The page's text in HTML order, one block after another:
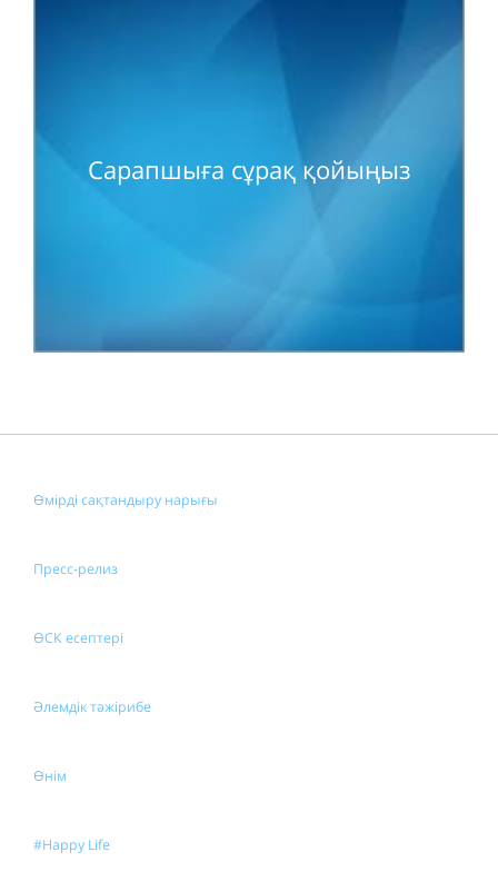
Сарапшыға сұрақ қойыңыз
Өмірді сақтандыру нарығы
Пресс-релиз
ӨСК есептері
Әлемдік тәжірибе
Өнім
#Happy Life